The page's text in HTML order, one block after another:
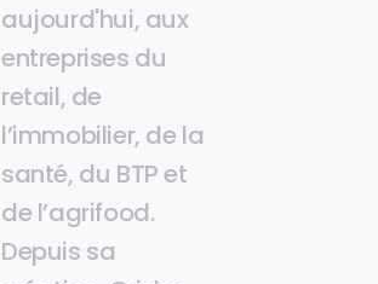
aujourd'hui, aux
entreprises du
retail, de
l’immobilier, de la
santé, du BTP et
de l’agrifood.
Depuis sa